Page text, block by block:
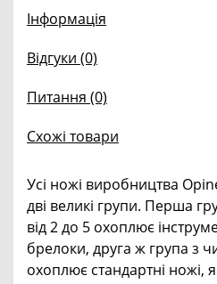
Інформація
Відгуки (0)
Питання (0)
Схожі товари
Усі ножі виробництва
дві великі групи. Перша
від 2 до 5 охоплює
брелоки, друга ж група з
охоплює стандартні ножі,